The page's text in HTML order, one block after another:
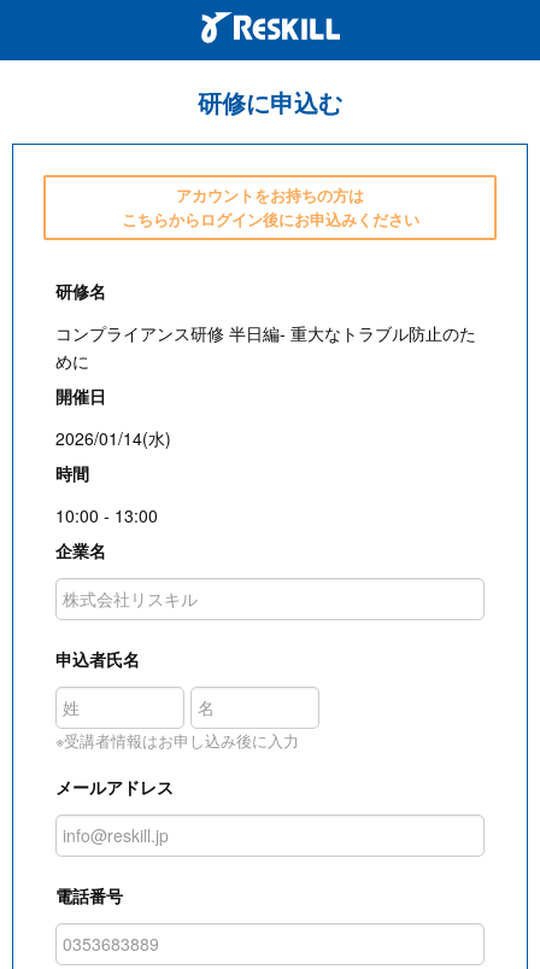
研修に申込む
アカウントをお持ちの方は
こちらからログイン後にお申込みください
研修名
コンプライアンス研修 半日編- 重大なトラブル防止のた
めに
開催日
2026/01/14(水)
時間
10:00 - 13:00
企業名
申込者氏名
※受講者情報はお申し込み後に入力
メールアドレス
電話番号